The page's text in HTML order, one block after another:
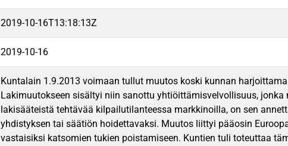
2019-10-16T13:18:13Z
2019-10-16
Kuntalain 1.9.2013 voimaan tullut muutos koski kunnan
Lakimuutokseen sisältyi niin sanottu yhtiöittämisvelvollisuus,
lakisääteistä tehtävää kilpailutilanteessa markkinoilla, on sen
yhdistyksen tai säätiön hoidettavaksi. Muutos liittyi pääosin
vastaisiksi katsomien tukien poistamiseen. Kuntien tuli toteuttaa